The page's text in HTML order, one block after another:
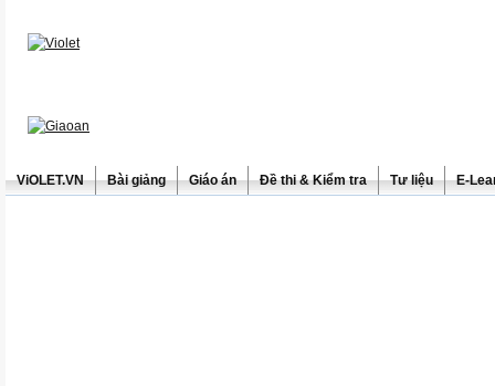
ViOLET.VN Bài giảng Giáo án Đề thi & Kiểm tra Tư liệu E-